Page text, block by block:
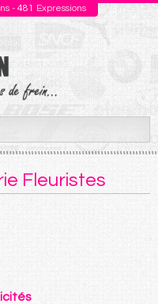
- 481 Expressions
Fleuristes